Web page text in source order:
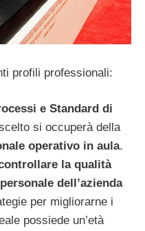
profili professionali:
e Standard di
si occuperà della
operativo in aula.
la qualità
dell’azienda
per migliorarne i
possiede un’età